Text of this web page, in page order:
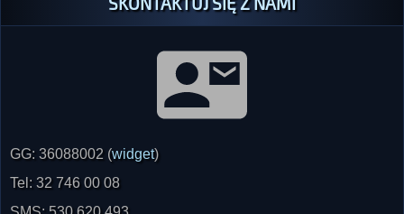
)
Tel: 32 746 00 08
SMS: 530 620 493
radio@paranormalium.pl